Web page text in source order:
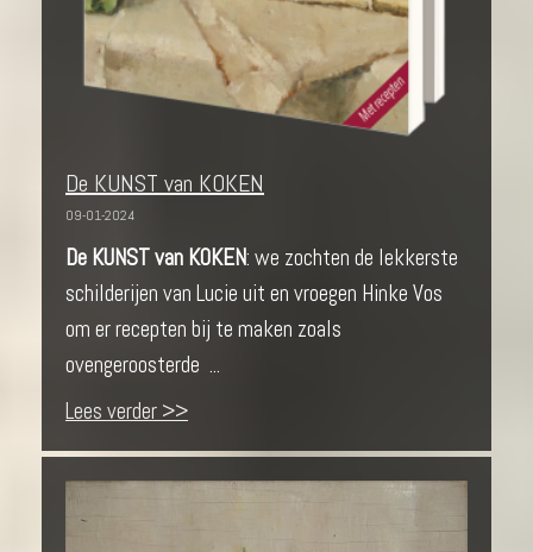
De KUNST van KOKEN
09-01-2024
De KUNST van KOKEN: we zochten de lekkerste
schilderijen van Lucie uit en vroegen Hinke Vos
om er recepten bij te maken zoals
ovengeroosterde ...
Lees verder >>